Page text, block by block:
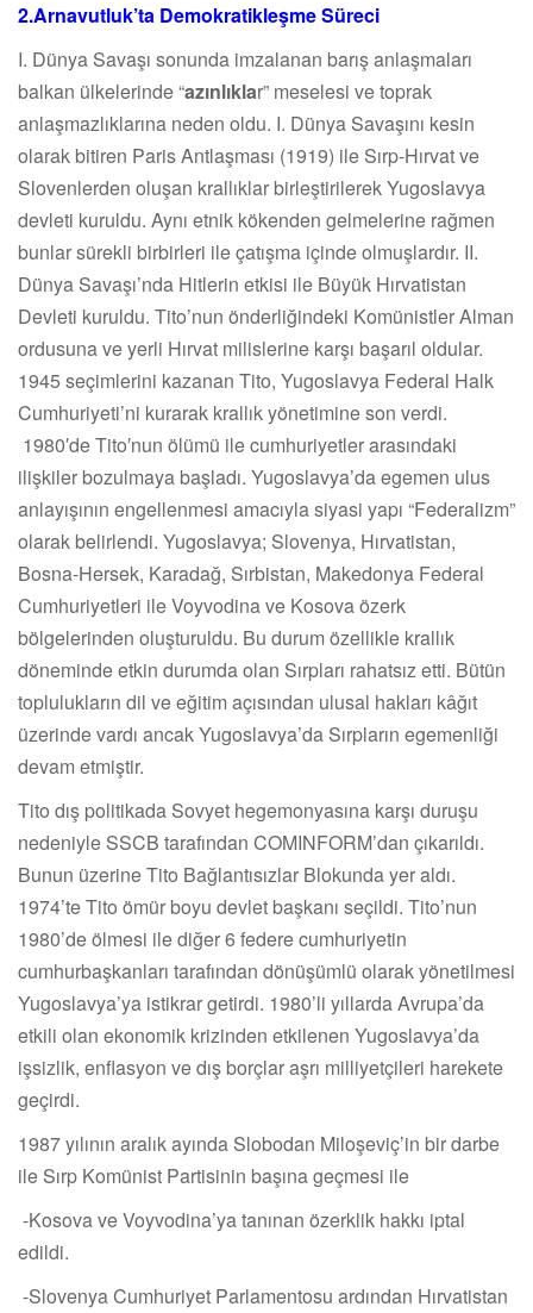
2.Arnavutluk’ta Demokratikleşme Süreci
I. Dünya Savaşı sonunda imzalanan barış anlaşmaları
balkan ülkelerinde “azınlıklar” meselesi ve toprak
anlaşmazlıklarına neden oldu. I. Dünya Savaşını kesin
olarak bitiren Paris Antlaşması (1919) ile Sırp-Hırvat ve
Slovenlerden oluşan krallıklar birleştirilerek Yugoslavya
devleti kuruldu. Aynı etnik kökenden gelmelerine rağmen
bunlar sürekli birbirleri ile çatışma içinde olmuşlardır. II.
Dünya Savaşı’nda Hitlerin etkisi ile Büyük Hırvatistan
Devleti kuruldu. Tito’nun önderliğindeki Komünistler Alman
ordusuna ve yerli Hırvat milislerine karşı başarıl oldular.
1945 seçimlerini kazanan Tito, Yugoslavya Federal Halk
Cumhuriyeti’ni kurarak krallık yönetimine son verdi.
1980′de Tito′nun ölümü ile cumhuriyetler arasındaki
ilişkiler bozulmaya başladı. Yugoslavya’da egemen ulus
anlayışının engellenmesi amacıyla siyasi yapı “Federalizm”
olarak belirlendi. Yugoslavya; Slovenya, Hırvatistan,
Bosna-Hersek, Karadağ, Sırbistan, Makedonya Federal
Cumhuriyetleri ile Voyvodina ve Kosova özerk
bölgelerinden oluşturuldu. Bu durum özellikle krallık
döneminde etkin durumda olan Sırpları rahatsız etti. Bütün
toplulukların dil ve eğitim açısından ulusal hakları kâğıt
üzerinde vardı ancak Yugoslavya’da Sırpların egemenliği
devam etmiştir.
Tito dış politikada Sovyet hegemonyasına karşı duruşu
nedeniyle SSCB tarafından COMINFORM’dan çıkarıldı.
Bunun üzerine Tito Bağlantısızlar Blokunda yer aldı.
1974’te Tito ömür boyu devlet başkanı seçildi. Tito’nun
1980’de ölmesi ile diğer 6 federe cumhuriyetin
cumhurbaşkanları tarafından dönüşümlü olarak yönetilmesi
Yugoslavya’ya istikrar getirdi. 1980’li yıllarda Avrupa’da
etkili olan ekonomik krizinden etkilenen Yugoslavya’da
işsizlik, enflasyon ve dış borçlar aşrı milliyetçileri harekete
geçirdi.
1987 yılının aralık ayında Slobodan Miloşeviç’in bir darbe
ile Sırp Komünist Partisinin başına geçmesi ile
-Kosova ve Voyvodina’ya tanınan özerklik hakkı iptal
edildi.
-Slovenya Cumhuriyet Parlamentosu ardından Hırvatistan